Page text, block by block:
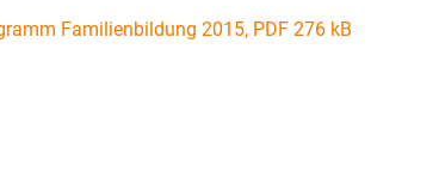
Familienbildung 2015, PDF 276 kB